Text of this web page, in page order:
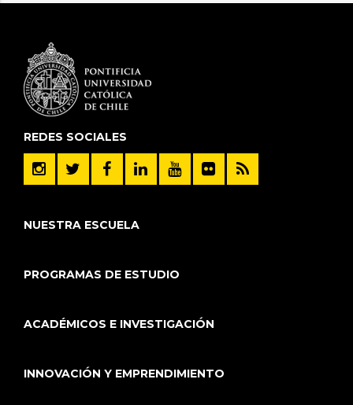
REDES SOCIALES
NUESTRA ESCUELA
PROGRAMAS DE ESTUDIO
ACADÉMICOS E INVESTIGACIÓN
INNOVACIÓN Y EMPRENDIMIENTO